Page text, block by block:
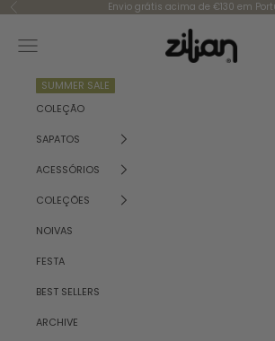
Saltar para o conteúdo
Anterior Envio grátis acima de €130 em
Zilian
Menu
SUMMER SALE
COLEÇÃO
SAPATOS
ACESSÓRIOS
COLEÇÕES
NOIVAS
FESTA
BEST SELLERS
ARCHIVE